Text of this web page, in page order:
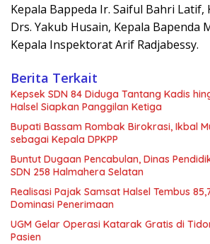
Kepala Bappeda Ir. Saiful Bahri Latif,
Drs. Yakub Husain, Kepala Bapenda
Kepala Inspektorat Arif Radjabessy.
Berita Terkait
Kepsek SDN 84 Diduga Tantang Kadis
Halsel Siapkan Panggilan Ketiga
Bupati Bassam Rombak Birokrasi, Ikbal
sebagai Kepala DPKPP
Buntut Dugaan Pencabulan, Dinas
SDN 258 Halmahera Selatan
Realisasi Pajak Samsat Halsel Tembus
Dominasi Penerimaan
UGM Gelar Operasi Katarak Gratis di
Pasien